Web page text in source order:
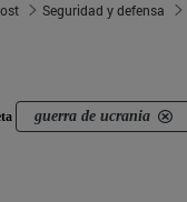
Seguridad y defensa
guerra de ucrania